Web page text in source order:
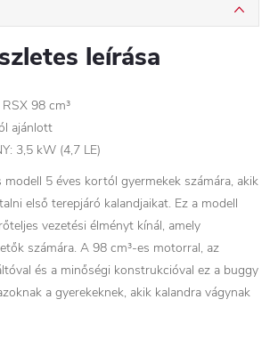
leírása
98 cm³
ajánlott
3,5 kW (4,7 LE)
5 éves kortól gyermekek számára, akik
első terepjáró kalandjaikat. Ez a modell
vezetési élményt kínál, amely
számára. A 98 cm³-es motorral, az
és a minőségi konstrukcióval ez a buggy
a gyerekeknek, akik kalandra vágynak